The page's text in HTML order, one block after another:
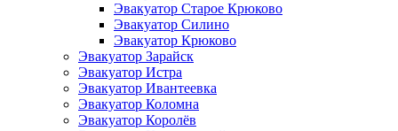
Эвакуатор Старое Крюково
Эвакуатор Силино
Эвакуатор Крюково
Эвакуатор Зарайск
Эвакуатор Истра
Эвакуатор Ивантеевка
Эвакуатор Коломна
Эвакуатор Королёв